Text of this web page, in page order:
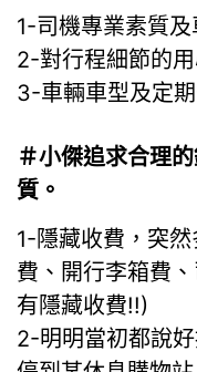
1-司機專業素質及
2-對行程細節的
3-車輛車型及定
＃小傑追求合理
質。
1-隱藏收費，突
費、開行李箱費
有隱藏收費!!)
2-明明當初都說